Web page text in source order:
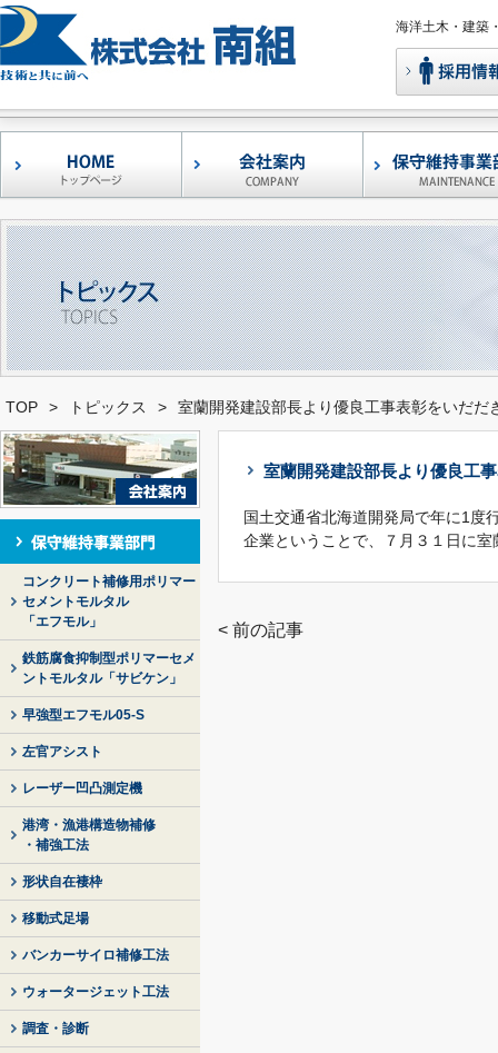
海洋土木・建築
コンクリート補修
マーセメントモル
「エフモル」
鉄筋腐食抑制型ポ
セメントモルタル
ケン」
早強型エフモル
左官アシスト
レーザー凹凸測定
港湾・漁港構造物
・補強工法
形状自在褄枠
移動式足場
バンカーサイロ補
ウォータージェッ
調査・診断
補修工事
TOP > トピックス > 室蘭開発建設部長より優良工事表彰をいだだ
コンクリート補修用ポリマー
セメントモルタル
「エフモル」
鉄筋腐食抑制型ポリマーセメ
ントモルタル「サビケン」
早強型エフモル05-S
左官アシスト
レーザー凹凸測定機
港湾・漁港構造物補修
・補強工法
形状自在褄枠
移動式足場
バンカーサイロ補修工法
ウォータージェット工法
調査・診断
室蘭開発建設部長より優良工
国土交通省北海道開発局で年に1度
企業ということで、７月３１日に
< 前の記事